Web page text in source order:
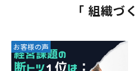
「 組織づ
お客様の声